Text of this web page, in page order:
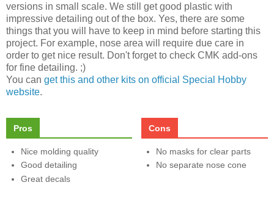
versions in small scale. We still get good plastic with
impressive detailing out of the box. Yes, there are some
things that you will have to keep in mind before starting this
project. For example, nose area will require due care in
order to get nice result. Don't forget to check CMK add-ons
for fine detailing. ;)
You can get this and other kits on official Special Hobby
website.
Pros
Nice molding quality
Good detailing
Great decals
Cons
No masks for clear parts
No separate nose cone